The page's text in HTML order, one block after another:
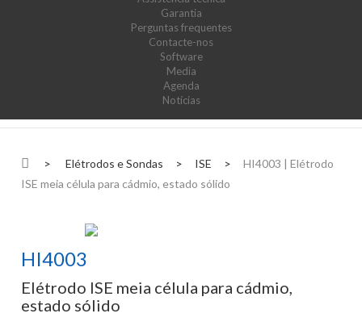
Garantia
Perguntas frequentes
Contacte-nos
Software
Media
Agenda
Notícias
> Elétrodos e Sondas > ISE >
HI4003 | Elétrodo
ISE meia célula para cádmio, estado sólido
HI4003
Elétrodo ISE meia célula para cádmio,
estado sólido